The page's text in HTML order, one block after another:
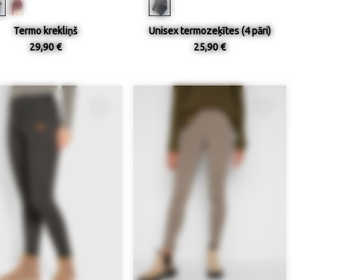
Termo krekliņš
29,90 €
Unisex termozeķītes (4 pāri)
25,90 €